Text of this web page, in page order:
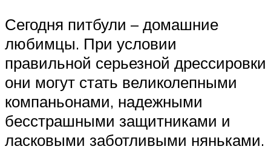
Сегодня питбули – домашние
любимцы. При условии
правильной серьезной дрессировки
они могут стать великолепными
компаньонами, надежными
бесстрашными защитниками и
ласковыми заботливыми няньками.